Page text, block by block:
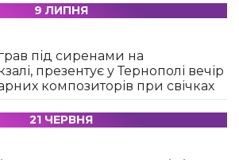
9 ЛИПНЯ
під сиренами на
презентує у Тернополі вечір
композиторів при свічках
21 ЧЕРВНЯ